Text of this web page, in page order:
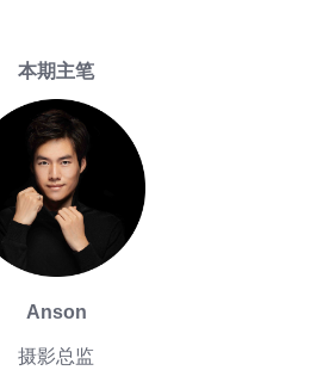
​本期主笔
Anson
摄影总监